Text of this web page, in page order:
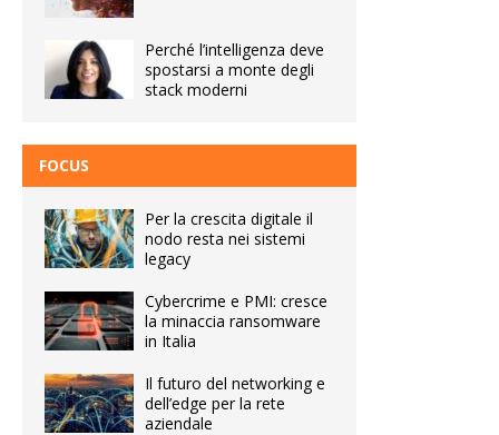
Perché l’intelligenza deve
spostarsi a monte degli
stack moderni
FOCUS
Per la crescita digitale il
nodo resta nei sistemi
legacy
Cybercrime e PMI: cresce
la minaccia ransomware
in Italia
Il futuro del networking e
dell’edge per la rete
aziendale